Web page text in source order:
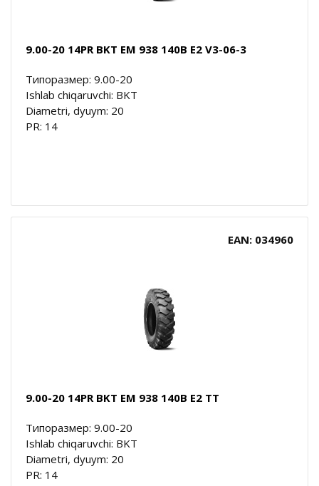
9.00-20 14PR BKT EM 938 140B E2 V3-06-3
Типоразмер: 9.00-20
Ishlab chiqaruvchi: BKT
Diametri, dyuym: 20
PR: 14
EAN: 034960
9.00-20 14PR BKT EM 938 140B E2 TT
Типоразмер: 9.00-20
Ishlab chiqaruvchi: BKT
Diametri, dyuym: 20
PR: 14